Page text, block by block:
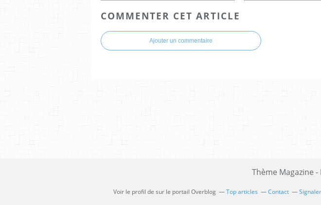
COMMENTER CET ARTICLE
Ajouter un commentaire
Thème Magazine
Voir le profil de sur le portail Overblog Top articles Contact